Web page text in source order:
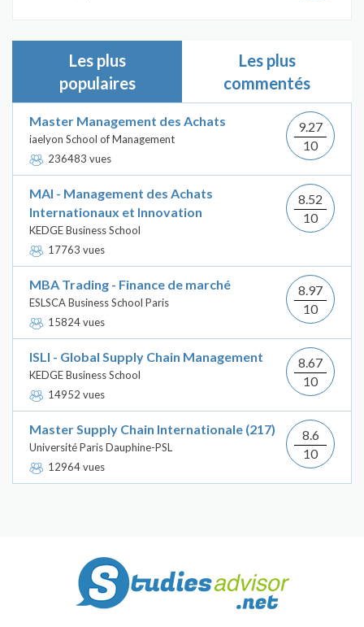
Les plus
populaires
Les plus
commentés
Master Management des Achats
iaelyon School of Management
236483 vues
9.27
10
MAI - Management des Achats
Internationaux et Innovation
KEDGE Business School
17763 vues
8.52
10
MBA Trading - Finance de marché
ESLSCA Business School Paris
15824 vues
8.97
10
ISLI - Global Supply Chain Management
KEDGE Business School
14952 vues
8.67
10
Master Supply Chain Internationale (217)
Université Paris Dauphine-PSL
12964 vues
8.6
10